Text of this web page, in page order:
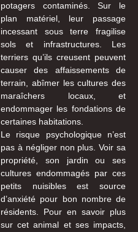
potagers contaminés. Sur le
plan matériel, leur passage
incessant sous terre fragilise
sols et infrastructures. Les
terriers qu’ils creusent peuvent
causer des affaissements de
terrain, abîmer les cultures des
maraîchers locaux, et
endommager les fondations de
certaines habitations.
Le risque psychologique n’est
pas à négliger non plus. Voir sa
propriété, son jardin ou ses
cultures endommagés par ces
petits nuisibles est source
d’anxiété pour bon nombre de
résidents. Pour en savoir plus
sur cet animal et ses impacts,